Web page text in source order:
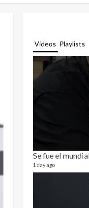
Videos Playlists
1 day ago